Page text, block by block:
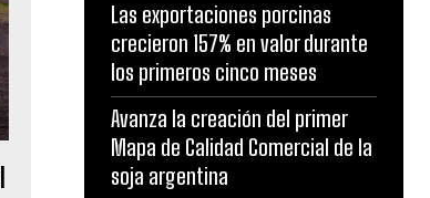
Las exportaciones porcinas
crecieron 157% en valor durante
los primeros cinco meses
Avanza la creación del primer
Mapa de Calidad Comercial de la
soja argentina